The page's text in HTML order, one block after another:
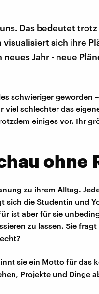
Das bedeutet
visualisiert sich ihre
Jahr - neue
schwieriger geworden
viel schlechter das
einiges vor. Ihr
ohne
zu ihrem Alltag.
sich die Studentin und
ist aber für sie
zu lassen. Sie
sie ein Motto für das
Projekte und Dinge